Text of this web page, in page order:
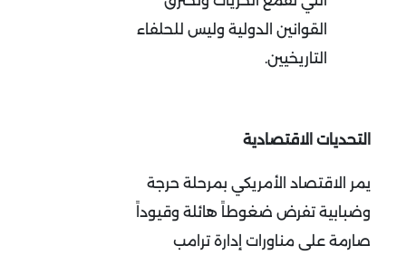
القوانين الدولية وليس للحلفاء
التاريخيين.
التحديات الاقتصادية
يمر الاقتصاد الأمريكي بمرحلة حرجة
وضبابية تفرض ضغوطاً هائلة وقيوداً
صارمة على مناورات إدارة ترامب